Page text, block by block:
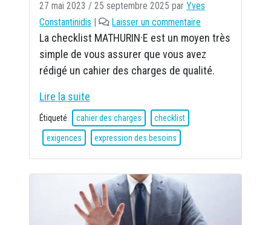
r
e
x
p
r
e
r
l
e
s
b
e
s
o
27 mai 2023 / 25 septembre 2025 par Yves
Constantinidis
Laisser un commentaire
La checklist MATHURIN·E est un moyen très
simple de vous assurer que vous avez
rédigé un cahier des charges de qualité.
Lire la suite
Étiqueté cahier des charges checklist
exigences expression des besoins